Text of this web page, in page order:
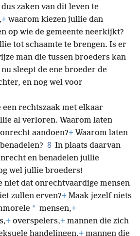
zaken van dit leven te
+ waarom kiezen jullie dan
op wie de gemeente neerkijkt?
tot schaamte te brengen. Is er
man die tussen broeders kan
sleept de ene broeder de
en nog wel voor
rechtszaak met elkaar
al verloren. Waarom laten
aandoen?+ Waarom laten
8 In plaats daarvan
en benadelen jullie
wel jullie broeders!
niet dat onrechtvaardige mensen
zullen erven?+ Maak jezelf niets
* mensen,+
+ overspelers,+ mannen die zich
handelingen,+ mannen die